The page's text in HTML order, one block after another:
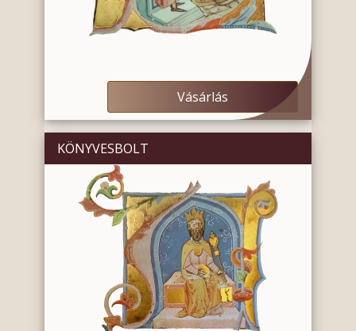
Vásárlás
KÖNYVESBOLT